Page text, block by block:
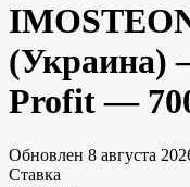
(Украина)
Profit —
Обновлен 8 августа
Ставка